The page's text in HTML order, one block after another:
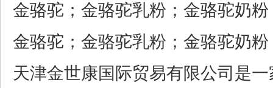
金骆驼； 金骆驼乳粉； 金骆驼奶粉
金骆驼； 金骆驼乳粉； 金骆驼奶粉
天津金世康国际贸易有限公司是